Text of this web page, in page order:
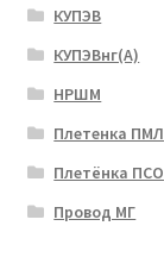
КУПЭВ
КУПЭВнг(А)
НРШМ
Плетенка ПМЛ
Плетёнка ПСО
Провод МГ